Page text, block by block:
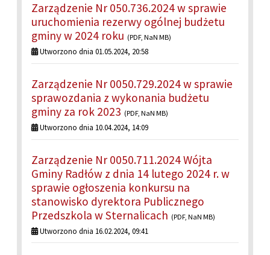
Zarządzenie Nr 050.736.2024 w sprawie
uruchomienia rezerwy ogólnej budżetu
gminy w 2024 roku (PDF, NaN MB)
Utworzono dnia 01.05.2024, 20:58
Zarządzenie Nr 0050.729.2024 w sprawie
sprawozdania z wykonania budżetu
gminy za rok 2023 (PDF, NaN MB)
Utworzono dnia 10.04.2024, 14:09
Zarządzenie Nr 0050.711.2024 Wójta
Gminy Radłów z dnia 14 lutego 2024 r. w
sprawie ogłoszenia konkursu na
stanowisko dyrektora Publicznego
Przedszkola w Sternalicach (PDF, NaN MB)
Utworzono dnia 16.02.2024, 09:41